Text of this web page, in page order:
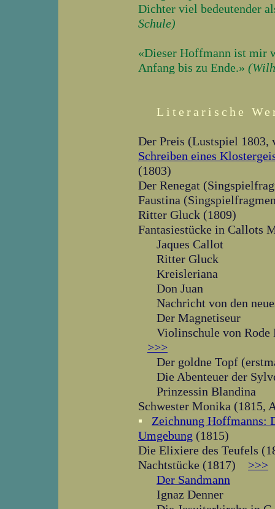
Dichter viel bedeutender
Schule)
«Dieser Hoffmann ist mir
Anfang bis zu Ende.»
Literarische
Der Preis (Lustspiel 1803,
Schreiben eines
(1803)
Der Renegat
Faustina
Ritter Gluck (1809)
Fantasiestücke in
Jaques Callot
Ritter Gluck
Kreisleriana
Don Juan
Nachricht von den
Der Magnetiseur
Violinschule von Rode
>>>
Der goldne Topf
Die Abenteuer der
Prinzessin Blandina
Schwester Monika (1815,
▪
Zeichnung Hoffmanns:
Umgebung (1815)
Die Elixiere des Teufels
Nachtstücke (1817) >>>
Der Sandmann
Ignaz Denner